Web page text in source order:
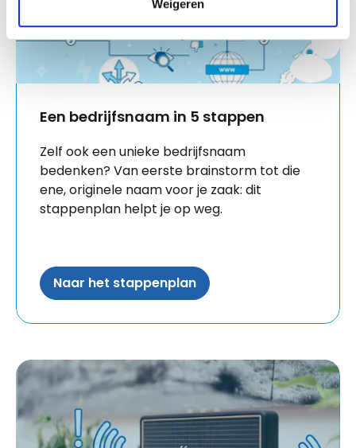
Weigeren
Een bedrijfsnaam in 5 stappen
Zelf ook een unieke bedrijfsnaam
bedenken? Van eerste brainstorm tot die
ene, originele naam voor je zaak: dit
stappenplan helpt je op weg.
Naar het stappenplan